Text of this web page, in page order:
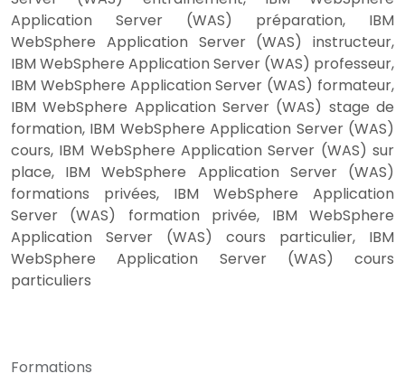
Application Server (WAS) préparation, IBM
WebSphere Application Server (WAS) instructeur,
IBM WebSphere Application Server (WAS) professeur,
IBM WebSphere Application Server (WAS) formateur,
IBM WebSphere Application Server (WAS) stage de
formation, IBM WebSphere Application Server (WAS)
cours, IBM WebSphere Application Server (WAS) sur
place, IBM WebSphere Application Server (WAS)
formations privées, IBM WebSphere Application
Server (WAS) formation privée, IBM WebSphere
Application Server (WAS) cours particulier, IBM
WebSphere Application Server (WAS) cours
particuliers
Formations